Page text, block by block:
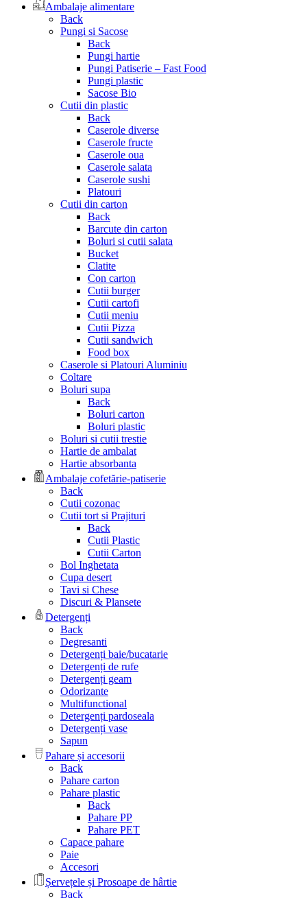
Ambalaje alimentare
Back
Pungi si Sacose
Back
Pungi hartie
Pungi Patiserie – Fast Food
Pungi plastic
Sacose Bio
Cutii din plastic
Back
Caserole diverse
Caserole fructe
Caserole oua
Caserole salata
Caserole sushi
Platouri
Cutii din carton
Back
Barcute din carton
Boluri si cutii salata
Bucket
Clatite
Con carton
Cutii burger
Cutii cartofi
Cutii meniu
Cutii Pizza
Cutii sandwich
Food box
Caserole si Platouri Aluminiu
Coltare
Boluri supa
Back
Boluri carton
Boluri plastic
Boluri si cutii trestie
Hartie de ambalat
Hartie absorbanta
Ambalaje cofetărie-patiserie
Back
Cutii cozonac
Cutii tort si Prajituri
Back
Cutii Plastic
Cutii Carton
Bol Inghetata
Cupa desert
Tavi si Chese
Discuri & Plansete
Detergenți
Back
Degresanti
Detergenți baie/bucatarie
Detergenți de rufe
Detergenți geam
Odorizante
Multifunctional
Detergenți pardoseala
Detergenți vase
Sapun
Pahare și accesorii
Back
Pahare carton
Pahare plastic
Back
Pahare PP
Pahare PET
Capace pahare
Paie
Accesori
Șervețele și Prosoape de hârtie
Back